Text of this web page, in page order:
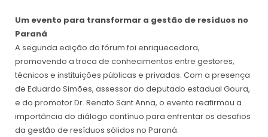
Um evento para transformar a gestão de resíduos no
Paraná
A segunda edição do fórum foi enriquecedora,
promovendo a troca de conhecimentos entre gestores,
técnicos e instituições públicas e privadas. Com a presença
de Eduardo Simões, assessor do deputado estadual Goura,
e do promotor Dr. Renato Sant Anna, o evento reafirmou a
importância do diálogo contínuo para enfrentar os desafios
da gestão de resíduos sólidos no Paraná.